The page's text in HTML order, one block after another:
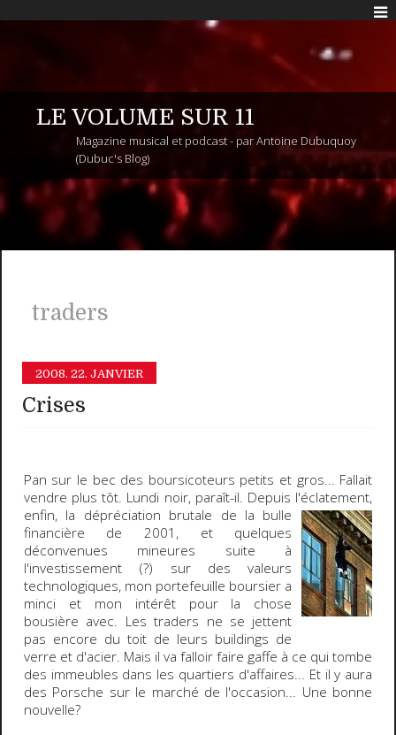
LE VOLUME SUR 11
Magazine musical et podcast - par Antoine Dubuquoy
(Dubuc's Blog)
traders
2008. 22. JANVIER
Crises
Pan sur le bec des boursicoteurs petits et gros... Fallait
vendre plus tôt. Lundi noir, paraît-il. Depuis l'éclatement,
enfin,la dépréciation brutale de la bulle
financière de 2001, et quelques
déconvenues mineures suite à
l'investissement (?) sur des valeurs
technologiques, mon portefeuille boursier a
minci et mon intérêt pour la chose
bousière avec. Les traders ne se jettent
pas encore du toit de leurs buildings de
verre et d'acier. Mais il va falloir faire gaffe à ce qui tombe
des immeubles dans les quartiers d'affaires... Et il y aura
des Porsche sur le marché de l'occasion... Une bonne
nouvelle?